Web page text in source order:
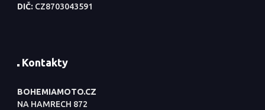
DIČ: CZ8703043591
Kontakty
BOHEMIAMOTO.CZ
NA HAMRECH 872